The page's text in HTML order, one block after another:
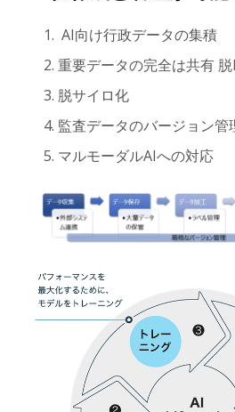
AI向け行政データの集積
重要データの完全は共有 脱
脱サイロ化
監査データのバージョン管
マルモーダルAIへの対応